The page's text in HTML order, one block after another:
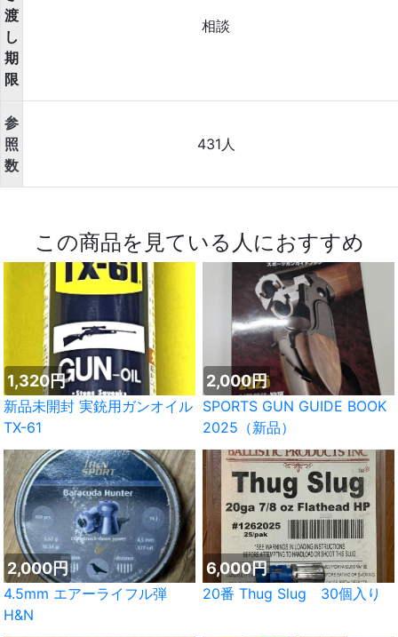
渡
し
期
限
相談
参
照
数
431人
この商品を見ている人におすすめ
1,320円
新品未開封 実銃用ガンオイル
TX-61
2,000円
SPORTS GUN GUIDE BOOK
2025（新品）
2,000円
4.5mm エアーライフル弾
H&N
6,000円
20番 Thug Slug 30個入り